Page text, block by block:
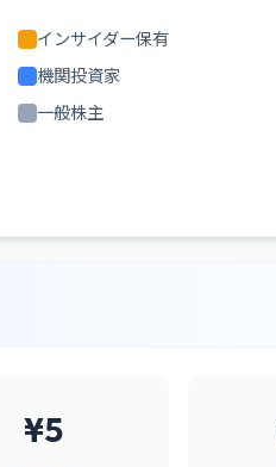
インサイダー保有
機関投資家
一般株主
¥5